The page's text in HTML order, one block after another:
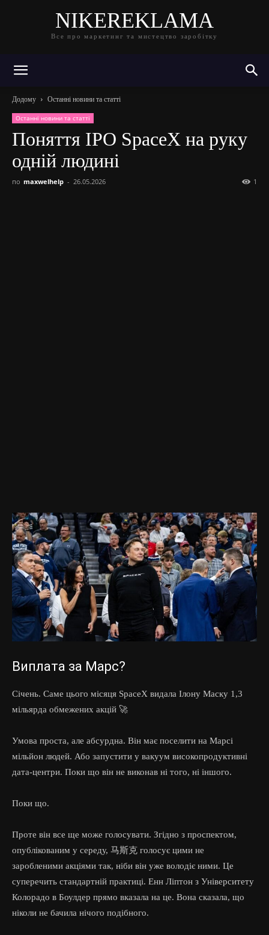
NIKEREKLAMA
Все про маркетинг та мистецтво заробітку
Додому Останні новини та статті
Останні новини та статті
Поняття IPO SpaceX на руку
одній людині
по maxwelhelp - 26.05.2026 1
Виплата за Марс?
Січень. Саме цього місяця SpaceX видала Ілону Маску 1,3
мільярда обмежених акцій 🚀
Умова проста, але абсурдна. Він має поселити на Марсі
мільйон людей. Або запустити у вакуум високопродуктивні
дата-центри. Поки що він не виконав ні того, ні іншого.
Поки що.
Проте він все ще може голосувати. Згідно з проспектом,
опублікованим у середу, 马斯克 голосує цими не
заробленими акціями так, ніби він уже володіє ними. Це
суперечить стандартній практиці. Енн Ліптон з Університету
Колорадо в Боулдер прямо вказала на це. Вона сказала, що
ніколи не бачила нічого подібного.